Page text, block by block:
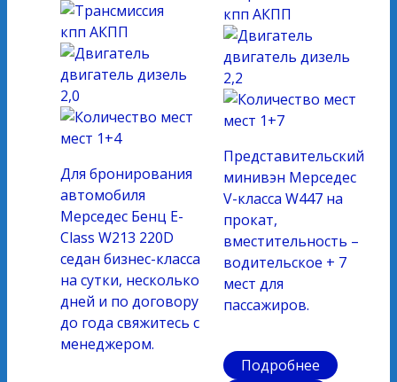
кпп АКПП
двигатель дизель
2,0
мест 1+4
Для бронирования
автомобиля
Мерседес Бенц Е-
Class W213 220D
седан бизнес-класса
на сутки, несколько
дней и по договору
до года свяжитесь с
менеджером.
кпп АКПП
двигатель дизель
2,2
мест 1+7
Представительский
минивэн Мерседес
V-класса W447 на
прокат,
вместительность –
водительское + 7
мест для
пассажиров.
Подробнее